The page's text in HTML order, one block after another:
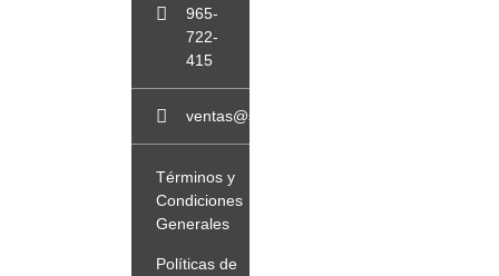
965-
722-
415
ventas@sopladorblowerperu.com
Términos y
Condiciones
Generales
Políticas de